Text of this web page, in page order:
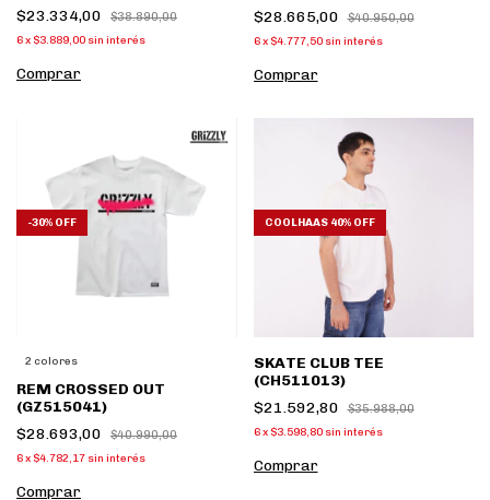
$23.334,00
$38.890,00
6x $3.889,00 sin interés
Comprar
$28.665,00
$40.950,00
6 x $4.777,50 sin interés
Comprar
-30% OFF
2 colores
REM CROSSED OUT
(GZ515041)
$28.693,00
$40.990,00
6x $4.782,17 sin interés
Comprar
COOLHAAS 40% OFF
SKATE CLUB TEE
(CH511013)
$21.592,80
$35.988,00
6 x $3.598,80 sin interés
Comprar